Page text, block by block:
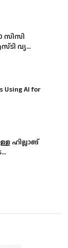
സിസി
വ്യ...
Using AI for
ഹില്ലാങ്